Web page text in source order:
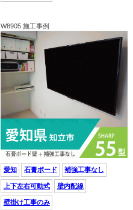
W8905 施工事例
愛知 石膏ボード 補強工事なし
上下左右可動式 壁内配線
壁掛け工事のみ